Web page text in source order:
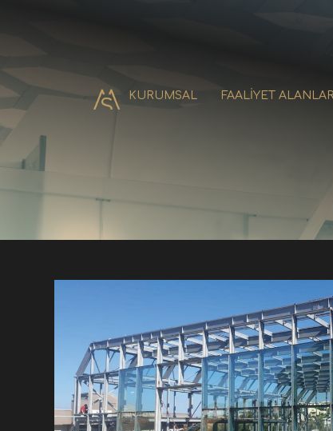
KURUMSAL FAALİYET